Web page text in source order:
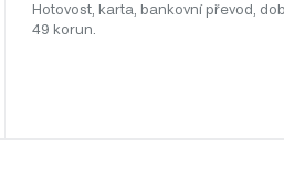
Hotovost, karta, bankovní převod,
49 korun.